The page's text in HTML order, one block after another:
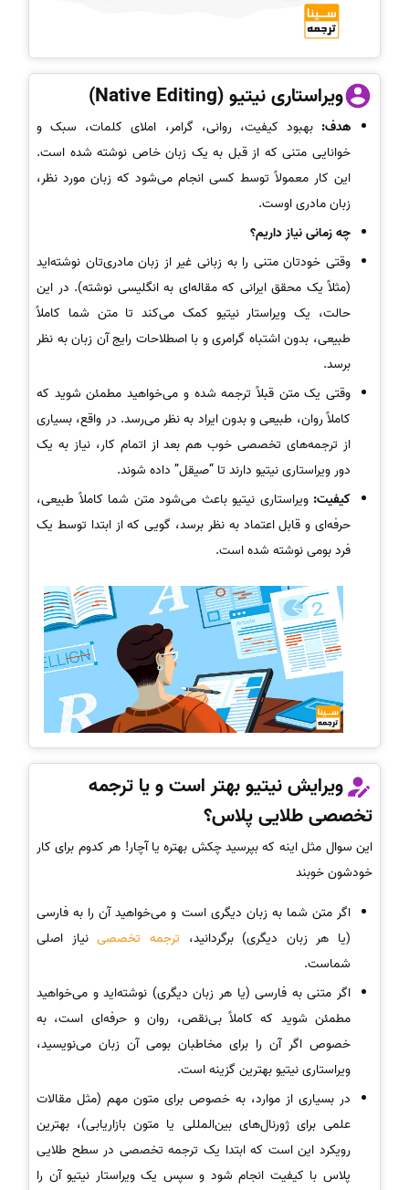
ویراستاری نیتیو (Native Editing)
هدف: بهبود کیفیت، روانی، گرامر، املای کلمات، سبک و
خوانایی متنی که از قبل به یک زبان خاص نوشته شده است.
این کار معمولاً توسط کسی انجام می‌شود که زبان مورد نظر،
زبان مادری اوست.
چه زمانی نیاز داریم؟
وقتی خودتان متنی را به زبانی غیر از زبان مادری‌تان نوشته‌اید
(مثلاً یک محقق ایرانی که مقاله‌ای به انگلیسی نوشته). در این
حالت، یک ویراستار نیتیو کمک می‌کند تا متن شما کاملاً
طبیعی، بدون اشتباه گرامری و با اصطلاحات رایج آن زبان به نظر
برسد.
وقتی یک متن قبلاً ترجمه شده و می‌خواهید مطمئن شوید که
کاملاً روان، طبیعی و بدون ایراد به نظر می‌رسد. در واقع، بسیاری
از ترجمه‌های تخصصی خوب هم بعد از اتمام کار، نیاز به یک
دور ویراستاری نیتیو دارند تا “صیقل” داده شوند.
کیفیت: ویراستاری نیتیو باعث می‌شود متن شما کاملاً طبیعی،
حرفه‌ای و قابل اعتماد به نظر برسد، گویی که از ابتدا توسط یک
فرد بومی نوشته شده است.
ویرایش نیتیو بهتر است و یا ترجمه
تخصصی طلایی پلاس؟
این سوال مثل اینه که بپرسید چکش بهتره یا آچار! هر کدوم برای کار
خودشون خوبند
اگر متن شما به زبان دیگری است و می‌خواهید آن را به فارسی
(یا هر زبان دیگری) برگردانید، ترجمه تخصصینیاز اصلی
شماست.
اگر متنی به فارسی (یا هر زبان دیگری) نوشته‌اید و می‌خواهید
مطمئن شوید که کاملاً بی‌نقص، روان و حرفه‌ای است، به
خصوص اگر آن را برای مخاطبان بومی آن زبان می‌نویسید،
ویراستاری نیتیو بهترین گزینه است.
در بسیاری از موارد، به خصوص برای متون مهم (مثل مقالات
علمی برای ژورنال‌های بین‌المللی یا متون بازاریابی)، بهترین
رویکرد این است که ابتدا یک ترجمه تخصصی در سطح طلایی
پلاس با کیفیت انجام شود و سپس یک ویراستار نیتیو آن را